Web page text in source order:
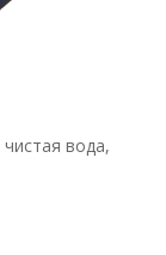
вода,